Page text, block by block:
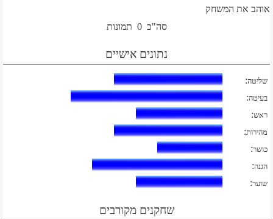
אוהב את המשחק
סה"כ 0 תמונות
נתונים אישיים
שליטה:
בעיטה:
ראש:
מהירות:
כושר:
הגנה:
שוער:
שחקנים מקורבים